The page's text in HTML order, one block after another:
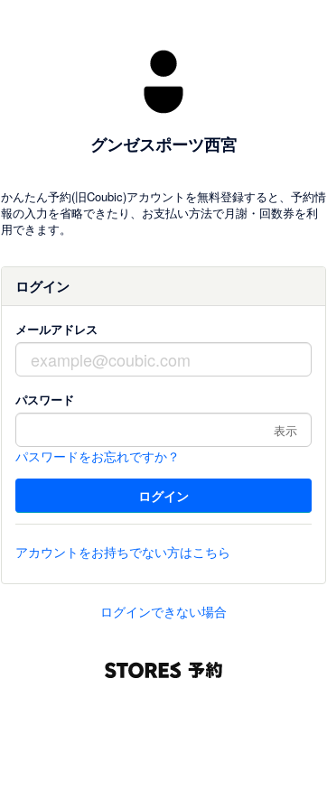
グンゼスポーツ西宮
かんたん予約(旧Coubic)アカウントを無料登録すると、予約情
報の入力を省略できたり、お支払い方法で月謝・回数券を利
用できます。
ログイン
メールアドレス
パスワード
表示
パスワードをお忘れですか？
アカウントをお持ちでない方はこちら
ログインできない場合